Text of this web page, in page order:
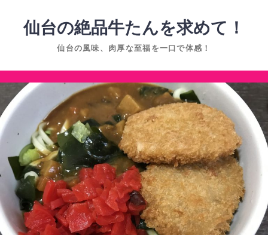
ツ
ス
キ
ッ
仙台の絶品牛たんを求めて！
仙台の風味、肉厚な至福を一口で体感！
コ
ン
テ
へ
ス
ッ
プ